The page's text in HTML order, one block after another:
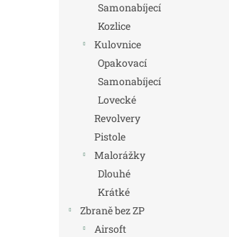
Samonabíjecí
Kozlice
Kulovnice
Opakovací
Samonabíjecí
Lovecké
Revolvery
Pistole
Malorážky
Dlouhé
Krátké
Zbraně bez ZP
Airsoft